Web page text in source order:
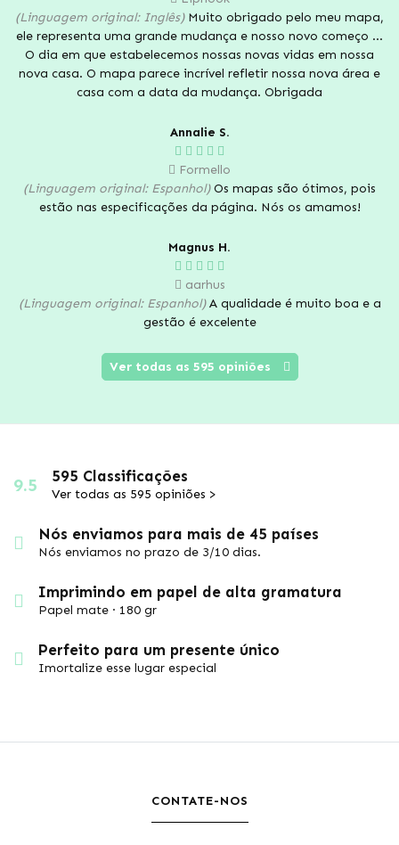
(Linguagem original: Inglês)Muito obrigado pelo meu mapa,
ele representa uma grande mudança e nosso novo começo ...
O dia em que estabelecemos nossas novas vidas em nossa
nova casa. O mapa parece incrível refletir nossa nova área e
casa com a data da mudança. Obrigada
Annalie S.
Formello
(Linguagem original: Espanhol)Os mapas são ótimos, pois
estão nas especificações da página. Nós os amamos!
Magnus H.
aarhus
(Linguagem original: Espanhol)A qualidade é muito boa e a
gestão é excelente
Ver todas as 595 opiniões
9.5 595 Classificações
Ver todas as 595 opiniões >
Nós enviamos para mais de 45 países
Nós enviamos no prazo de 3/10 dias.
Imprimindo em papel de alta gramatura
Papel mate · 180 gr
Perfeito para um presente único
Imortalize esse lugar especial
CONTATE-NOS